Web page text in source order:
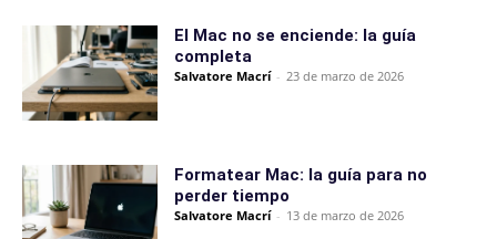
El Mac no se enciende: la guía
completa
Salvatore Macrí - 23 de marzo de 2026
Formatear Mac: la guía para no
perder tiempo
Salvatore Macrí - 13 de marzo de 2026